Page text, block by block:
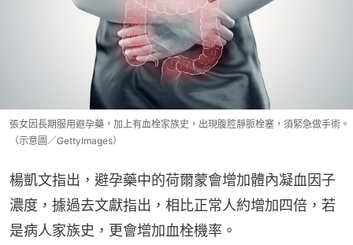
張女因長期服用避孕藥，加上有血栓家族史，出現腹腔靜脈栓塞，須緊急做手術。
（示意圖／GettyImages）
楊凱文指出，避孕藥中的荷爾蒙會增加體內凝血因子
濃度，據過去文獻指出，相比正常人約增加四倍，若
是病人家族史，更會增加血栓機率。